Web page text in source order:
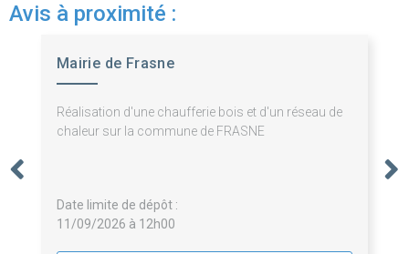
Avis à proximité :
Mairie de Frasne
Réalisation d'une chaufferie bois et d'un réseau de
chaleur sur la commune de FRASNE
Date limite de dépôt :
11/09/2026 à 12h00